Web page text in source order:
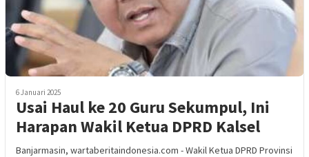
6 Januari 2025
Usai Haul ke 20 Guru Sekumpul, Ini
Harapan Wakil Ketua DPRD Kalsel
Banjarmasin, wartaberitaindonesia.com - Wakil Ketua DPRD Provinsi